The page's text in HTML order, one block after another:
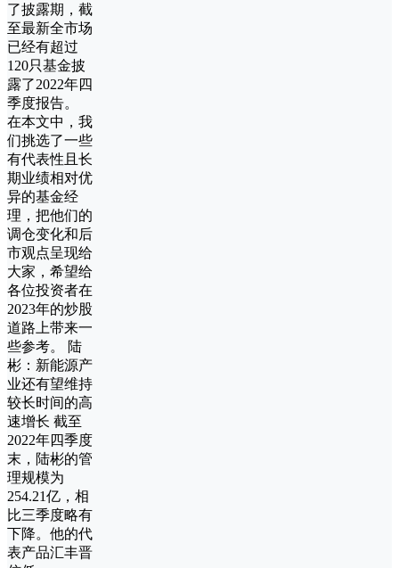
了披露期，截
至最新全市场
已经有超过
120只基金披
露了2022年四
季度报告。
在本文中，我
们挑选了一些
有代表性且长
期业绩相对优
异的基金经
理，把他们的
调仓变化和后
市观点呈现给
大家，希望给
各位投资者在
2023年的炒股
道路上带来一
些参考。 陆
彬：新能源产
业还有望维持
较长时间的高
速增长 截至
2022年四季度
末，陆彬的管
理规模为
254.21亿，相
比三季度略有
下降。他的代
表产品汇丰晋